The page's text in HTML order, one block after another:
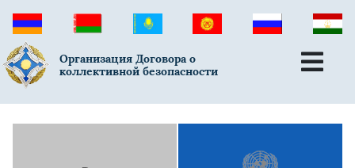
Организация Договора о
коллективной безопасности